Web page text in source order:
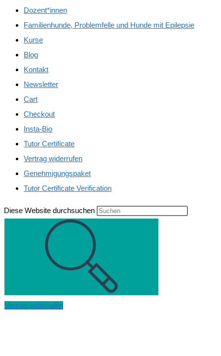
Dozent*innen
Familienhunde, Problemfelle und Hunde mit Epilepsie
Kurse
Blog
Kontakt
Newsletter
Cart
Checkout
Insta-Bio
Tutor Certificate
Vertrag widerrufen
Genehmigungspaket
Tutor Certificate Verification
Diese Website durchsuchen
Vertrag widerrufen